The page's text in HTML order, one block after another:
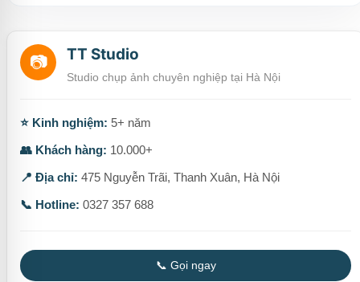
📷 TT Studio
Studio chụp ảnh chuyên nghiệp tại Hà Nội
⭐ Kinh nghiệm: 5+ năm
👥 Khách hàng: 10.000+
📍 Địa chỉ: 475 Nguyễn Trãi, Thanh Xuân, Hà Nội
📞 Hotline: 0327 357 688
📞 Gọi ngay